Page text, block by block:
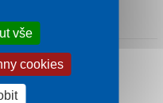
na Facebooku
vše
cookies